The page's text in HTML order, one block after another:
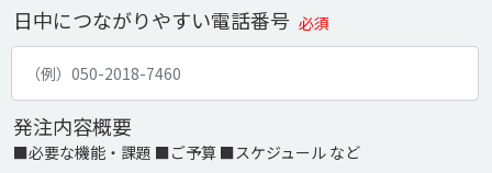
日中につながりやすい電話番号 必須
発注内容概要
■必要な機能・課題 ■ご予算 ■スケジュール など